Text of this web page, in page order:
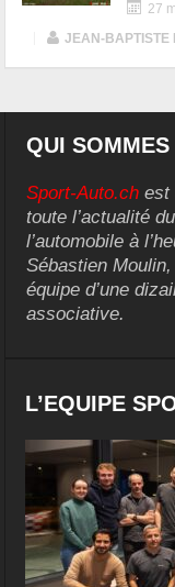
27
JEAN-BAPTISTE
QUI
Sport-Auto.ch est
toute l’actualité
l’automobile à
Sébastien
équipe d’une
associative.
L’EQUIPE